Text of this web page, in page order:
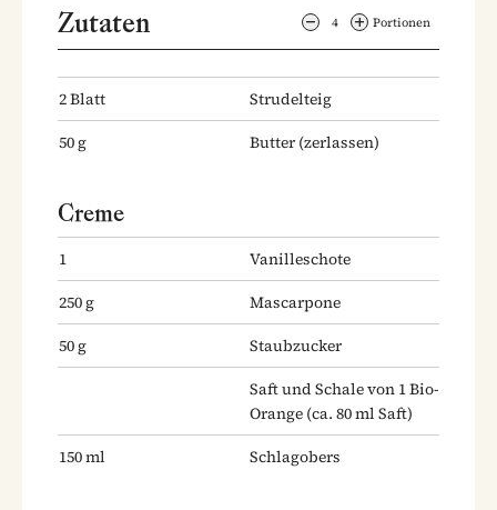
Zutaten 4 Portionen
2Blatt
Strudelteig
50g Butter (zerlassen)
Creme
1
Vanilleschote
250g
Mascarpone
50g
Staubzucker
Saft und Schale von 1 Bio-
Orange (ca. 80 ml Saft)
150ml Schlagobers